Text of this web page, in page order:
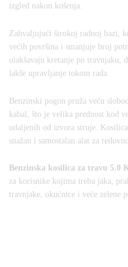
izgled nakon košenja.
Zahvaljujući širokoj radnoj bazi,
većih površina i smanjuje broj
olakšavaju kretanje po travnjaku,
lakše upravljanje tokom rada.
Benzinski pogon pruža veću
kabal, što je velika prednost kod
udaljenih od izvora struje.
snažan i samostalan alat za
Benzinska kosilica za travu 5.0
za korisnike kojima treba jaka,
travnjake, okućnice i veće zelene